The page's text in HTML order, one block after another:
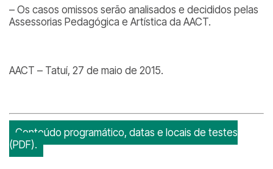
– Os casos omissos serão analisados e decididos pelas
Assessorias Pedagógica e Artística da AACT.
AACT – Tatuí, 27 de maio de 2015.
Conteúdo programático, datas e locais de testes
(PDF).